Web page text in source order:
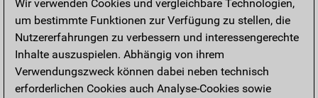
Wir verwenden Cookies und vergleichbare Technologien,
um bestimmte Funktionen zur Verfügung zu stellen, die
Nutzererfahrungen zu verbessern und interessengerechte
Inhalte auszuspielen. Abhängig von ihrem
Verwendungszweck können dabei neben technisch
erforderlichen Cookies auch Analyse-Cookies sowie